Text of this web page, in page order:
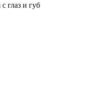
глаз и губ